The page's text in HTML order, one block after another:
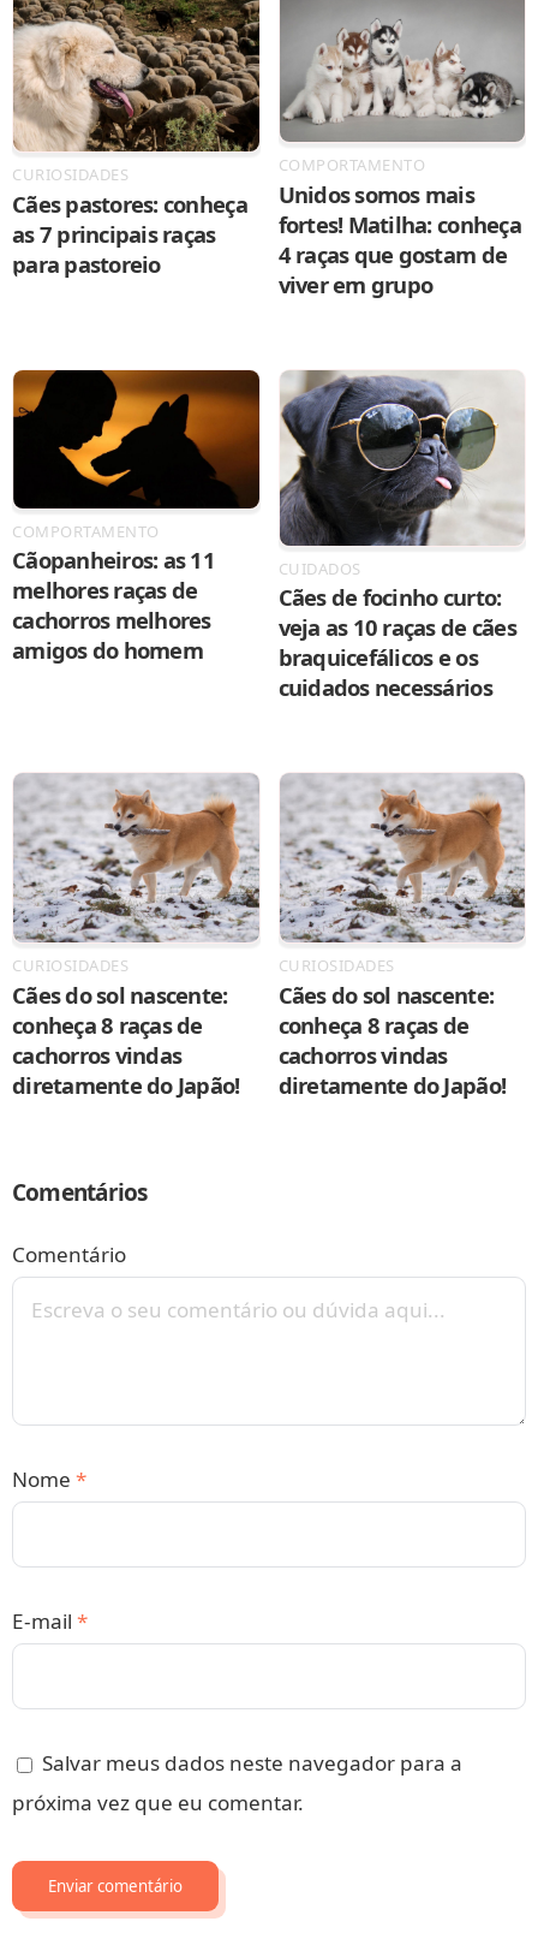
CURIOSIDADES
Cães pastores: conheça
as 7 principais raças
para pastoreio
COMPORTAMENTO
Unidos somos mais
fortes! Matilha: conheça
4 raças que gostam de
viver em grupo
COMPORTAMENTO
Cãopanheiros: as 11
melhores raças de
cachorros melhores
amigos do homem
CUIDADOS
Cães de focinho curto:
veja as 10 raças de cães
braquicefálicos e os
cuidados necessários
CURIOSIDADES
Cães do sol nascente:
conheça 8 raças de
cachorros vindas
diretamente do Japão!
CURIOSIDADES
Cães do sol nascente:
conheça 8 raças de
cachorros vindas
diretamente do Japão!
Comentários
Comentário
Nome *
E-mail *
Salvar meus dados neste navegador para a
próxima vez que eu comentar.